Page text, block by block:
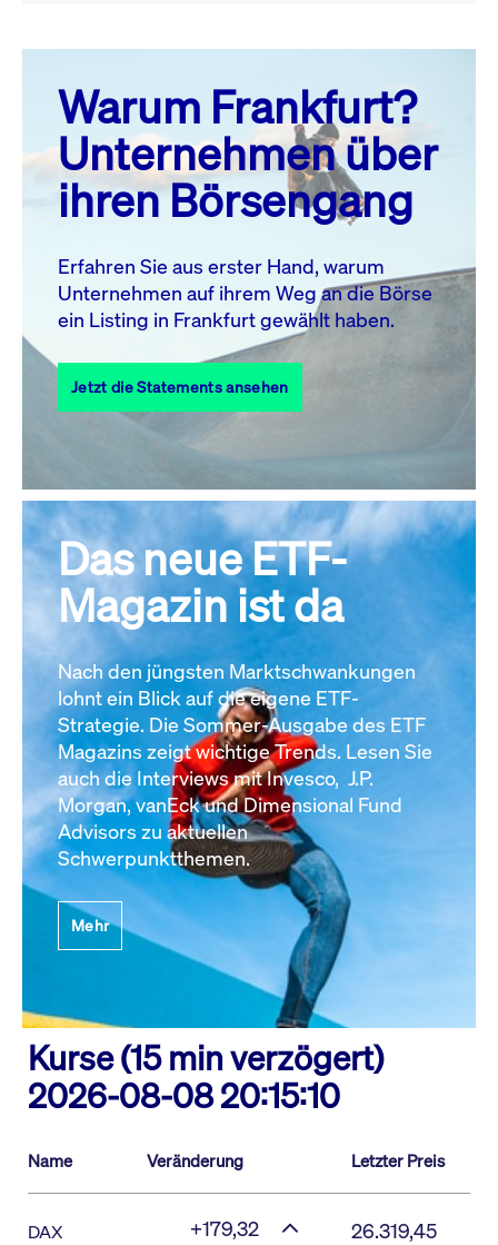
August 26
MO. DI. MI. DO. FR. SA. SO.
1
2
3
4 5 6 7 8
10 11 13 14
17
18 19 20 21 22
23
27 28
31
Alle Events
Warum Frankfurt?
Unternehmen über
ihren Börsengang
Erfahren Sie aus erster Hand, warum
Unternehmen auf ihrem Weg an die Börse
ein Listing in Frankfurt gewählt haben.
Jetzt die Statements ansehen
Das neue ETF-
Magazin ist da
Nach den jüngsten Marktschwankungen
lohnt ein Blick auf die eigene ETF-
Strategie. Die Sommer-Ausgabe des ETF
Magazins zeigt wichtige Trends. Lesen Sie
auch die Interviews mit Invesco, J.P.
Morgan, vanEck und Dimensional Fund
Advisors zu aktuellen
Schwerpunktthemen.
Mehr
Kurse (15 min verzögert)
2026-08-08 20:15:10
Name Veränderung Letzter Preis
DAX +179,32 26.319,45